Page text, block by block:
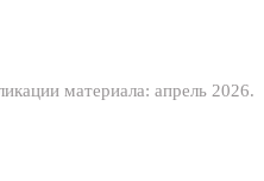
материала: апрель 2026.